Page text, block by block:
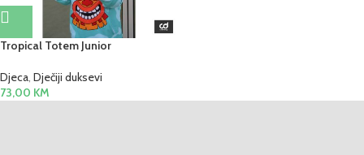
Tropical Totem Junior
Djeca, Dječiji duksevi
73,00 KM